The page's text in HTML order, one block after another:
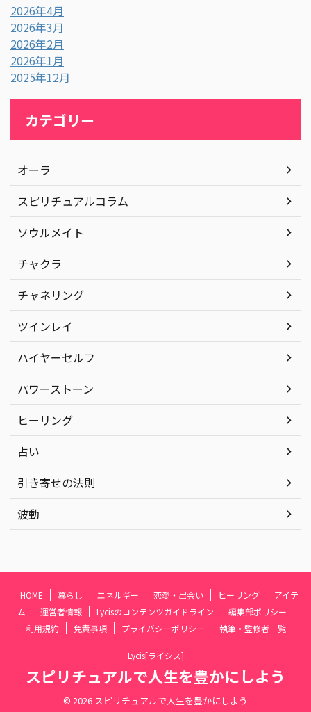
2026年4月
2026年3月
2026年2月
2026年1月
2025年12月
カテゴリー
オーラ
スピリチュアルコラム
ソウルメイト
チャクラ
チャネリング
ツインレイ
ハイヤーセルフ
パワーストーン
ヒーリング
占い
引き寄せの法則
波動
HOME 暮らし エネルギー 恋愛・出会い ヒーリング
アイテ
ム
運営者情報 Lycisのコンテンツガイドライン
編集部ポリシー
利用規約
免責事項 プライバシーポリシー 執筆・監修者一覧
Lycis[ライシス]
スピリチュアルで人生を豊かにしよう
© 2026 スピリチュアルで人生を豊かにしよう